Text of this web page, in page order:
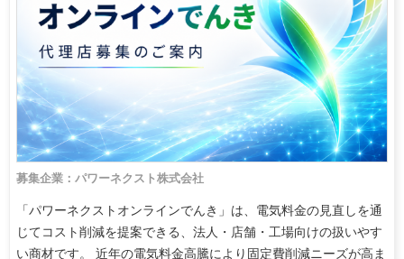
募集企業：パワーネクスト株式会社
「パワーネクストオンラインでんき」は、電気料金の見直しを通
じてコスト削減を提案できる、法人・店舗・工場向けの扱いやす
い商材です。 近年の電気料金高騰により固定費削減ニーズが高ま